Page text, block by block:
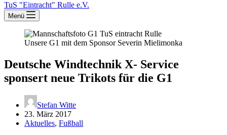
TuS "Eintracht" Rulle e.V.
Menü
Unsere G1 mit dem Sponsor Severin Mielimonka
Deutsche Windtechnik X- Service
sponsert neue Trikots für die G1
Stefan Witte
23. März 2017
Aktuelles, Fußball